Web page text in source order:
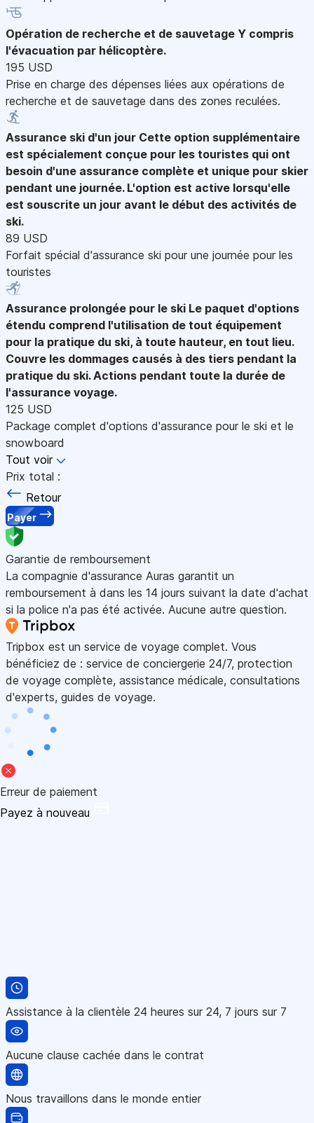
Opération de recherche et de sauvetage Y compris
l'évacuation par hélicoptère.
195 USD
Prise en charge des dépenses liées aux opérations de
recherche et de sauvetage dans des zones reculées.
Assurance ski d'un jour Cette option supplémentaire
est spécialement conçue pour les touristes qui ont
besoin d'une assurance complète et unique pour skier
pendant une journée. L'option est active lorsqu'elle
est souscrite un jour avant le début des activités de
ski.
89 USD
Forfait spécial d'assurance ski pour une journée pour les
touristes
Assurance prolongée pour le ski Le paquet d'options
étendu comprend l'utilisation de tout équipement
pour la pratique du ski, à toute hauteur, en tout lieu.
Couvre les dommages causés à des tiers pendant la
pratique du ski. Actions pendant toute la durée de
l'assurance voyage.
125 USD
Package complet d'options d'assurance pour le ski et le
snowboard
Tout voir
Prix total :
Retour
Payer
Garantie de remboursement
La compagnie d'assurance Auras garantit un
remboursement à dans les 14 jours suivant la date d'achat
si la police n'a pas été activée. Aucune autre question.
Tripbox est un service de voyage complet. Vous
bénéficiez de : service de conciergerie 24/7, protection
de voyage complète, assistance médicale, consultations
d'experts, guides de voyage.
Erreur de paiement
Payez à nouveau
Assistance à la clientèle 24 heures sur 24, 7 jours sur 7
Aucune clause cachée dans le contrat
Nous travaillons dans le monde entier